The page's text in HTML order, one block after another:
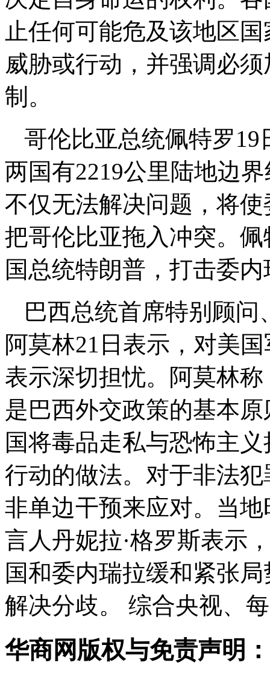
止任何可能危及该地区
威胁或行动，并强调必
制。
哥伦比亚总统佩特罗
两国有2219公里陆地边
不仅无法解决问题，将
把哥伦比亚拖入冲突。
国总统特朗普，打击委
巴西总统首席特别顾
阿莫林21日表示，对美
表示深切担忧。阿莫林
是巴西外交政策的基本
国将毒品走私与恐怖主
行动的做法。对于非法
非单边干预来应对。当
言人丹妮拉·格罗斯表示
国和委内瑞拉缓和紧张
解决分歧。 综合央视、
华商网版权与免责声明：